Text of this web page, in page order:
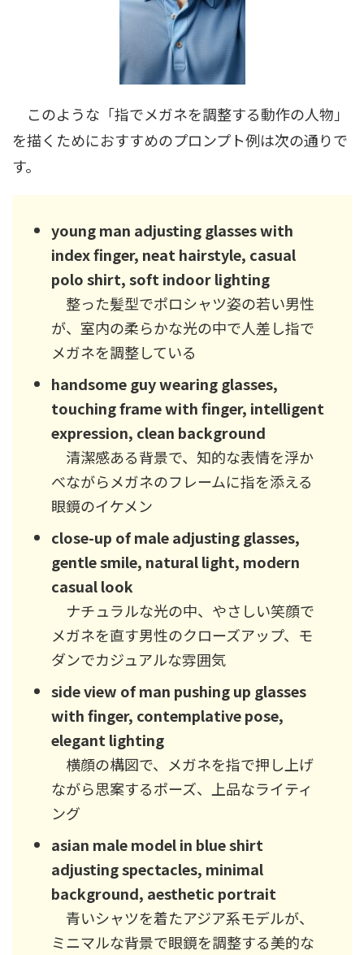
このような「指でメガネを調整する動作の人物」
を描くためにおすすめのプロンプト例は次の通りで
す。
young man adjusting glasses with
index finger, neat hairstyle, casual
polo shirt, soft indoor lighting
整った髪型でポロシャツ姿の若い男性
が、室内の柔らかな光の中で人差し指で
メガネを調整している
handsome guy wearing glasses,
touching frame with finger, intelligent
expression, clean background
清潔感ある背景で、知的な表情を浮か
べながらメガネのフレームに指を添える
眼鏡のイケメン
close-up of male adjusting glasses,
gentle smile, natural light, modern
casual look
ナチュラルな光の中、やさしい笑顔で
メガネを直す男性のクローズアップ、モ
ダンでカジュアルな雰囲気
side view of man pushing up glasses
with finger, contemplative pose,
elegant lighting
横顔の構図で、メガネを指で押し上げ
ながら思案するポーズ、上品なライティ
ング
asian male model in blue shirt
adjusting spectacles, minimal
background, aesthetic portrait
青いシャツを着たアジア系モデルが、
ミニマルな背景で眼鏡を調整する美的な